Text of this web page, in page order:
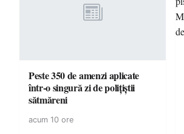
Peste 350 de amenzi aplicate
într-o singură zi de polițiștii
sătmăreni
acum 10 ore